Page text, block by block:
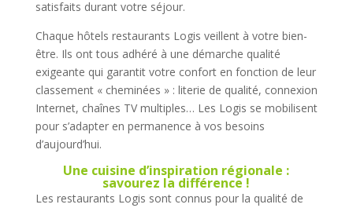
satisfaits durant votre séjour.
Chaque hôtels restaurants Logis veillent à votre bien-
être. Ils ont tous adhéré à une démarche qualité
exigeante qui garantit votre confort en fonction de leur
classement « cheminées » : literie de qualité, connexion
Internet, chaînes TV multiples… Les Logis se mobilisent
pour s’adapter en permanence à vos besoins
d’aujourd’hui.
Une cuisine d’inspiration régionale :
savourez la différence !
Les restaurants Logis sont connus pour la qualité de